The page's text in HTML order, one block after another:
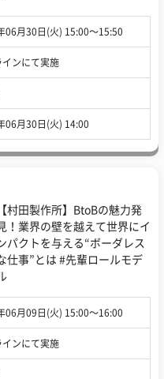
06月30日(火) 15:00〜15:50
インにて実施
06月30日(火) 14:00
【村田製作所】BtoBの魅力発
！業界の壁を越えて世界にイ
パクトを与える“ボーダレス
仕事”とは #先輩ロールモデ
06月09日(火) 15:00〜16:00
インにて実施